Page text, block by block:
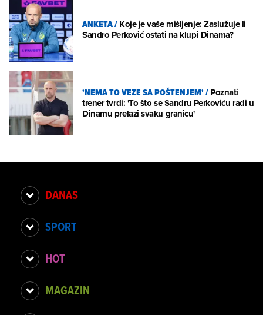
ANKETA/Koje je vaše mišljenje: Zaslužuje li
Sandro Perković ostati na klupi Dinama?
'NEMA TO VEZE SA POŠTENJEM'/Poznati
trener tvrdi: 'To što se Sandru Perkoviću radi u
Dinamu prelazi svaku granicu'
DANAS
SPORT
HOT
MAGAZIN